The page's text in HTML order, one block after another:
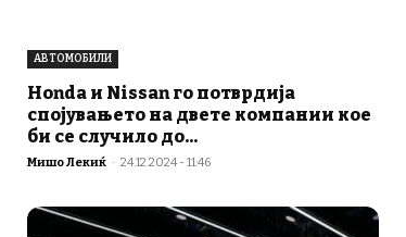
АВТОМОБИЛИ
Honda и Nissan го потврдија
спојувањето на двете компании кое
би се случило до...
Мишо Лекиќ - 24.12.2024 - 11:46